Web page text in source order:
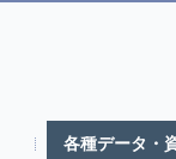
各種データ・